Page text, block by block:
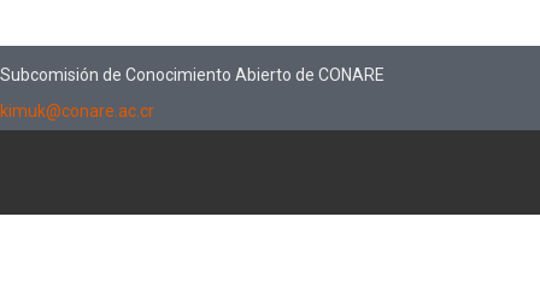
Subcomisión de Conocimiento Abierto de CONARE
kimuk@conare.ac.cr